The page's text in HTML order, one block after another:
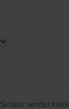
Sinatur sender